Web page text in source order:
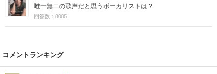
唯一無二の歌声だと思うボーカリストは？
回答数：8085
コメントランキング